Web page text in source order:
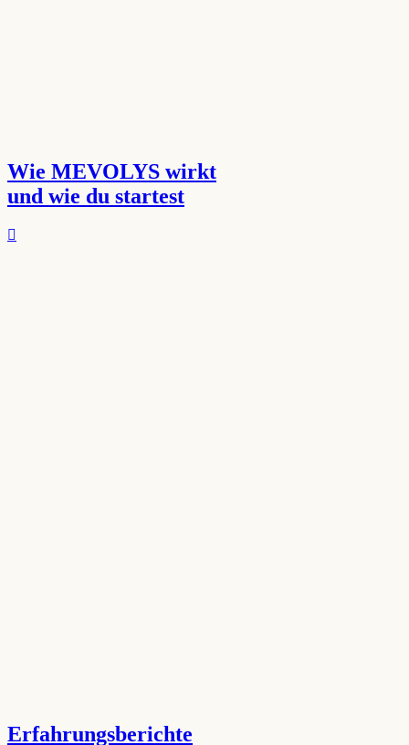
Wie MEVOLYS wirkt
und wie du startest
Erfahrungsberichte